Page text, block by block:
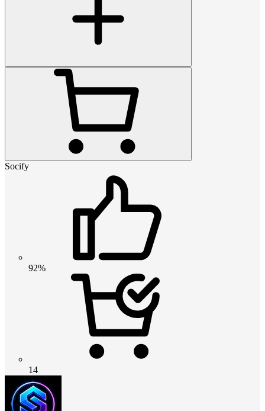
Socify
92%
14